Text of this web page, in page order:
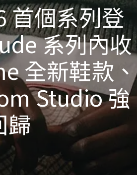
首個系列登
系列內收
全新鞋款、
Studio 強
歸